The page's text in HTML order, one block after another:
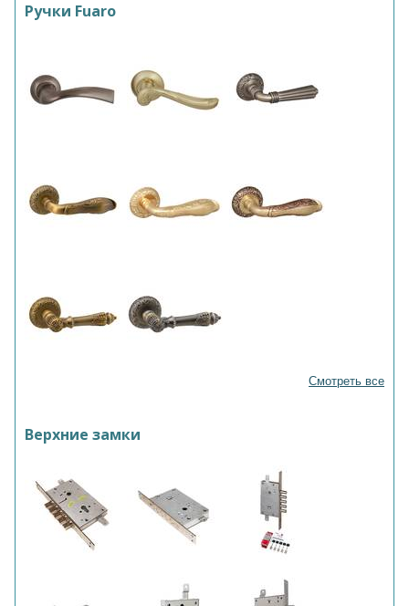
Ручки Fuaro
Смотреть все
Верхние замки